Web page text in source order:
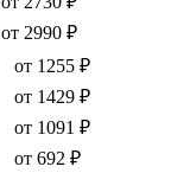
от 2990 ₽
от 1255 ₽
от 1429 ₽
от 1091 ₽
от 692 ₽